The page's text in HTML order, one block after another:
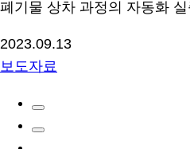
폐기물 상차 과정의 자동화
2023.09.13
보도자료